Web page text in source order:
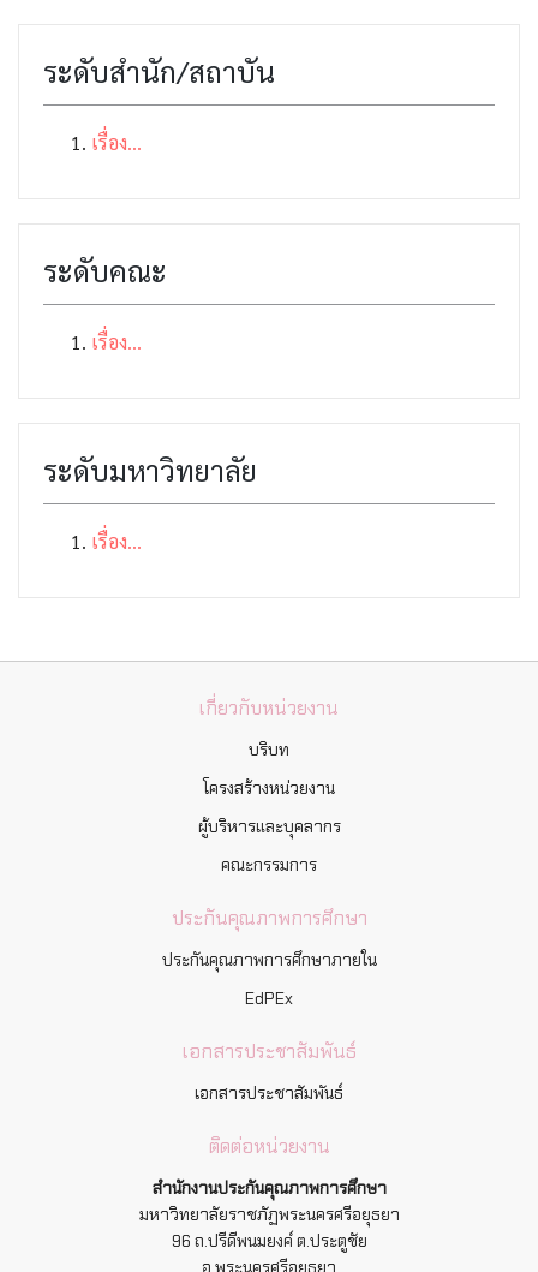
ระดับสำนัก/สถาบัน
เรื่อง...
ระดับคณะ
เรื่อง...
ระดับมหาวิทยาลัย
เรื่อง...
เกี่ยวกับหน่วยงาน
บริบท
โครงสร้างหน่วยงาน
ผู้บริหารและบุคลากร
คณะกรรมการ
ประกันคุณภาพการศึกษา
ประกันคุณภาพการศึกษาภายใน
EdPEx
เอกสารประชาสัมพันธ์
เอกสารประชาสัมพันธ์
ติดต่อหน่วยงาน
สำนักงานประกันคุณภาพการศึกษา
มหาวิทยาลัยราชภัฏพระนครศรีอยุธยา
96 ถ.ปรีดีพนมยงค์ ต.ประตูชัย
อ.พระนครศรีอยุธยา